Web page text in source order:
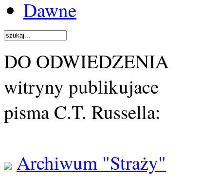
Dawne
DO ODWIEDZENIA
witryny publikujace
pisma C.T. Russella:
Archiwum "Straży"